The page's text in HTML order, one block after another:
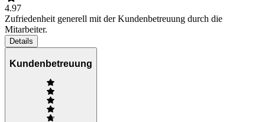
4.97
Zufriedenheit generell mit der Kundenbetreuung durch die
Mitarbeiter.
Details
Kundenbetreuung